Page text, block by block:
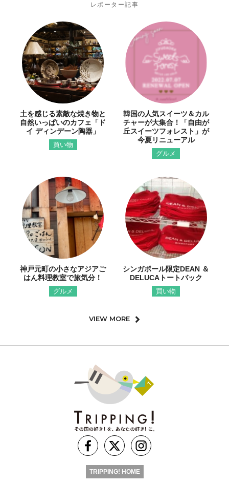
レポーター記事
土を感じる素敵な焼き物と
自然いっぱいのカフェ「ド
イ ディンデーン陶器」
買い物
韓国の人気スイーツ＆カル
チャーが大集合！「自由が
丘スイーツフォレスト」が
今夏リニューアル
グルメ
神戸元町の小さなアジアご
はん料理教室で旅気分！
グルメ
シンガポール限定DEAN ＆
DELUCAトートバック
買い物
VIEW MORE
TRIPPING! HOME